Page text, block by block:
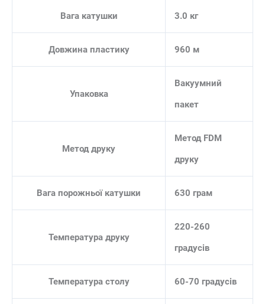
Вага катушки 3.0 кг
Довжина пластику 960 м
Упаковка
Вакуумний
пакет
Метод друку
Метод FDM
друку
Вага порожньої катушки 630 грам
Температура друку
220-260
градусів
Температура столу 60-70 градусів